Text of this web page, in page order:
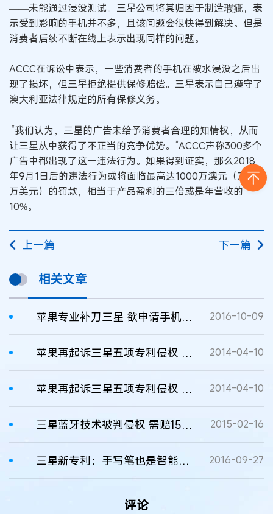
——未能通过浸没测试。三星公司将其归因于制造瑕疵，表
示受到影响的手机并不多，且该问题会很快得到解决。但是
消费者后续不断在线上表示出现同样的问题。
ACCC在诉讼中表示，一些消费者的手机在被水浸没之后出
现了损坏，但三星拒绝提供保修赔偿。三星表示自己遵守了
澳大利亚法律规定的所有保修义务。
“我们认为，三星的广告未给予消费者合理的知情权，从而
让三星从中获得了不正当的竞争优势。”ACCC声称300多个
广告中都出现了这一违法行为。如果得到证实，那么2018
年9月1日后的违法行为或将面临最高达1000万澳元（700
万美元）的罚款，相当于产品盈利的三倍或是年营收的
10%。
上一篇 下一篇
相关文章
苹果专业补刀三星 欲申请手机防爆专利 2016-10-09
苹果再起诉三星五项专利侵权 索赔高达22亿美元 2014-04-10
苹果再起诉三星五项专利侵权 索赔高达22亿美元 2014-04-10
三星蓝牙技术被判侵权 需赔1570万美元 2015-02-16
三星新专利：手写笔也是智能手机扬声器 2016-09-27
评论